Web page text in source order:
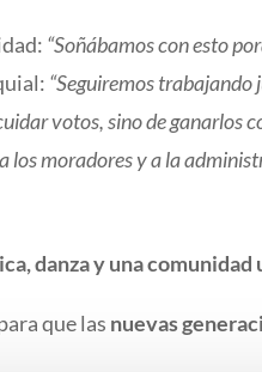
“Soñábamos con esto
“Seguiremos
votos, sino de ganarlos
los moradores y a la
danza y una comunidad
que las nuevas